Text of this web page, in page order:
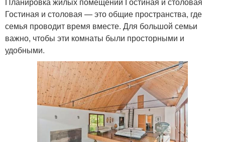
Гостиная и столовая — это общие пространства, где
семья проводит время вместе. Для большой семьи
важно, чтобы эти комнаты были просторными и
удобными.